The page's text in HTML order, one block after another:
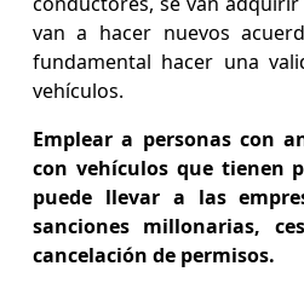
van a hacer nuevos
fundamental hacer una
vehículos.
Emplear a personas con
con vehículos que tienen
puede llevar a las
sanciones millonarias,
cancelación de permisos.